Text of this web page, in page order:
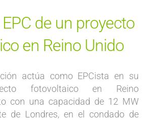
de un proyecto
en Reino Unido
actúa como EPCista en su
fotovoltaico en Reino
con una capacidad de 12 MW
de Londres, en el condado de